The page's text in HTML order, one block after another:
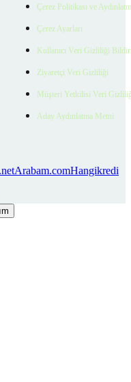
Çerez Politikası ve
Çerez Ayarları
Kullanıcı Veri Gizliliği
Ziyaretçi Veri Gizliliği
Müşteri Yetkilisi Veri
Aday Aydınlatma Metni
Arabam.comHangikredi